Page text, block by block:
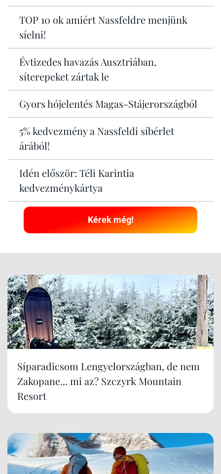
TOP 10 ok amiért Nassfeldre menjünk
síelni!
Évtizedes havazás Ausztriában,
síterepeket zártak le
Gyors hójelentés Magas-Stájerországból
5% kedvezmény a Nassfeldi síbérlet
árából!
Idén először: Téli Karintia
kedvezménykártya
Kérek még!
Síparadicsom Lengyelországban, de nem
Zakopane... mi az? Szczyrk Mountain
Resort